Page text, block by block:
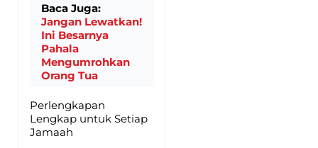
Baca Juga:
Jangan Lewatkan!
Ini Besarnya
Pahala
Mengumrohkan
Orang Tua
Perlengkapan
Lengkap untuk Setiap
Jamaah